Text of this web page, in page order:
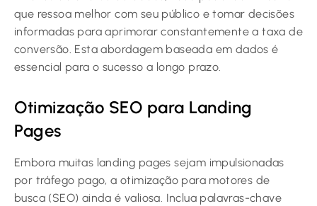
que ressoa melhor com seu público e tomar decisões
informadas para aprimorar constantemente a taxa de
conversão. Esta abordagem baseada em dados é
essencial para o sucesso a longo prazo.
Otimização SEO para Landing
Pages
Embora muitas landing pages sejam impulsionadas
por tráfego pago, a otimização para motores de
busca (SEO) ainda é valiosa. Inclua palavras-chave